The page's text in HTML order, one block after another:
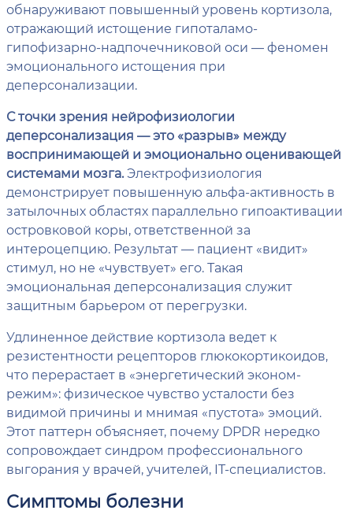
обнаруживают повышенный уровень кортизола,
отражающий истощение гипоталамо-
гипофизарно-надпочечниковой оси — феномен
эмоционального истощения при
деперсонализации.
С точки зрения нейрофизиологии
деперсонализация — это «разрыв» между
воспринимающей и эмоционально оценивающей
системами мозга.Электрофизиология
демонстрирует повышенную альфа-активность в
затылочных областях параллельно гипоактивации
островковой коры, ответственной за
интероцепцию. Результат — пациент «видит»
стимул, но не «чувствует» его. Такая
эмоциональная деперсонализация служит
защитным барьером от перегрузки.
Удлиненное действие кортизола ведет к
резистентности рецепторов глюкокортикоидов,
что перерастает в «энергетический эконом-
режим»: физическое чувство усталости без
видимой причины и мнимая «пустота» эмоций.
Этот паттерн объясняет, почему DPDR нередко
сопровождает синдром профессионального
выгорания у врачей, учителей, IT-специалистов.
Симптомы болезни